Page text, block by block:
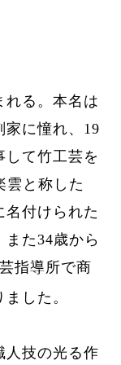
れる。本名は
に憧れ、 19
して竹工芸を
雲と称した
名付けられた
また34歳から
指導所で商
した。
人技の光る作